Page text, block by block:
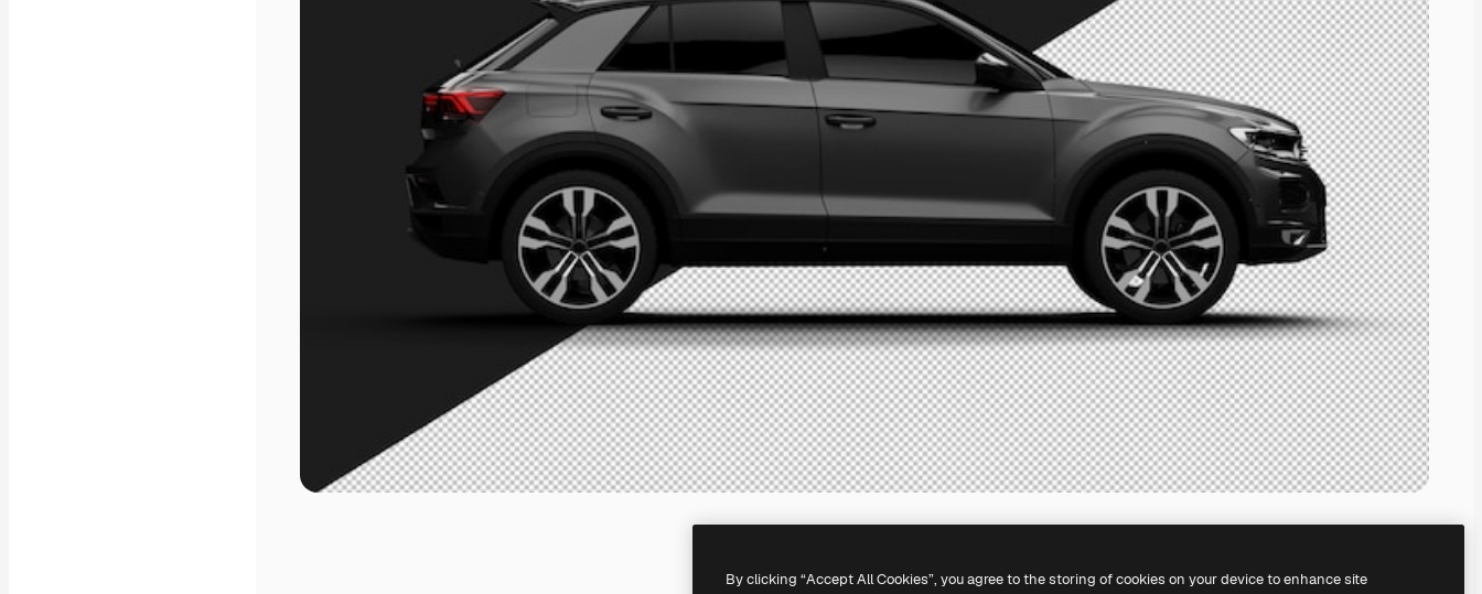
By clicking “Accept All Cookies”, you agree to the storing of cookies on your device to enhance site